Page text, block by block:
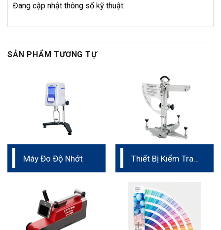
Đang cập nhật thông số kỹ thuật.
SẢN PHẨM TƯƠNG TỰ
Máy Đo Độ Nhớt
Thiết Bị Kiểm Tra